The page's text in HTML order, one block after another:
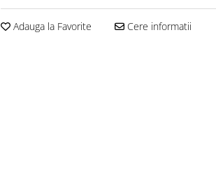
Adauga la Favorite Cere informatii